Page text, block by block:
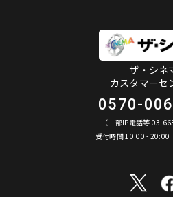
ザ・シネ
カスタマーセ
0570-
（一部IP電話等 03-
受付時間 10:00 - 20:00